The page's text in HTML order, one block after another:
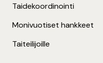
Taidekoordinointi
Monivuotiset hankkeet
Taiteilijoille